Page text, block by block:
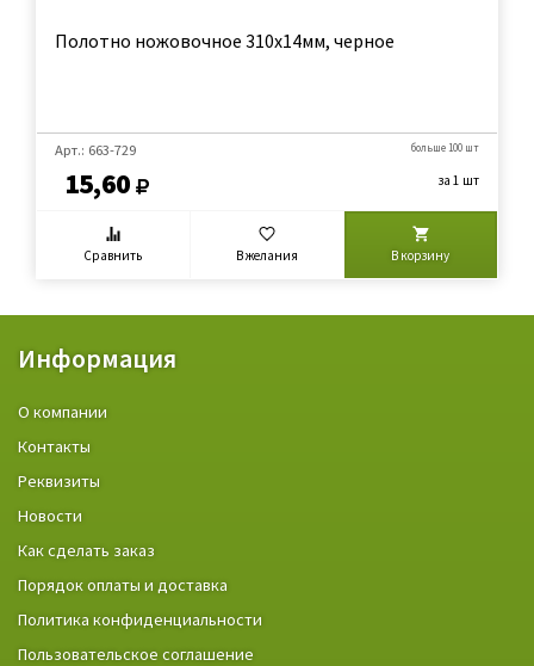
Полотно ножовочное 310х14мм, черное
Арт.: 663-729
15,60
больше 100 шт
за 1 шт
Сравнить В желания В корзину
Информация
О компании
Контакты
Реквизиты
Новости
Как сделать заказ
Порядок оплаты и доставка
Политика конфиденциальности
Пользовательское соглашение